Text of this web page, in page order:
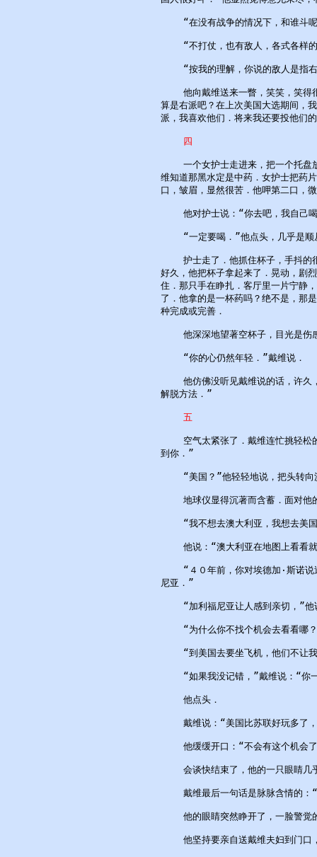
“在没有战争的情况下，和谁斗
“不打仗，也有敌人，各式各样
“按我的理解，你说的敌人是指
他向戴维送来一瞥，笑笑，笑得
算是右派吧？在上次美国大选期间，
派，我喜欢他们．将来我还要投他们
  四
一个女护士走进来，把一个托盘
维知道那黑水定是中药．女护士把药
口，皱眉，显然很苦．他呷第二口，
他对护士说：“你去吧，我自己
“一定要喝．”他点头，几乎是顺
护士走了．他抓住杯子，手抖的
好久，他把杯子拿起来了．晃动，剧
住．那只手在睁扎．客厅里一片宁静
了．他拿的是一杯药吗？绝不是，那
种完成或完善．
他深深地望著空杯子，目光是伤
    “你的心仍然年轻．”戴维说．
他仿佛没听见戴维说的话，许久
解脱方法．”
五
空气太紧张了．戴维连忙挑轻松
到你．”
“美国？”他轻轻地说，把头转向
地球仪显得沉著而含蓄．面对他
“我不想去澳大利亚，我想去美
他说：“澳大利亚在地图上看看
“４０年前，你对埃德加·斯诺说
尼亚．”
“加利福尼亚让人感到亲切，”他
“为什么你不找个机会去看看哪
“到美国去要坐飞机，他们不让
“如果我没记错，”戴维说：“你
    他点头．
戴维说：“美国比苏联好玩多了
他缓缓开口：“不会有这个机会
会谈快结束了，他的一只眼睛几
戴维最后一句话是脉脉含情的：
他的眼睛突然睁开了，一脸警觉
他坚持要亲自送戴维夫妇到门口